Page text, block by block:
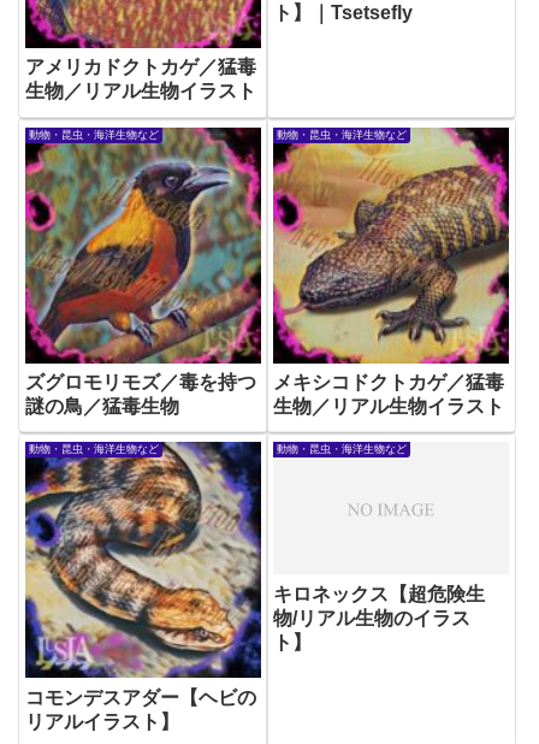
アメリカドクトカゲ／猛毒
生物／リアル生物イラスト
ト】｜Tsetsefly
動物・昆虫・海洋生物など
ズグロモリモズ／毒を持つ
謎の鳥／猛毒生物
動物・昆虫・海洋生物など
メキシコドクトカゲ／猛毒
生物／リアル生物イラスト
動物・昆虫・海洋生物など
コモンデスアダー【ヘビの
リアルイラスト】
動物・昆虫・海洋生物など
キロネックス【超危険生
物/リアル生物のイラス
ト】